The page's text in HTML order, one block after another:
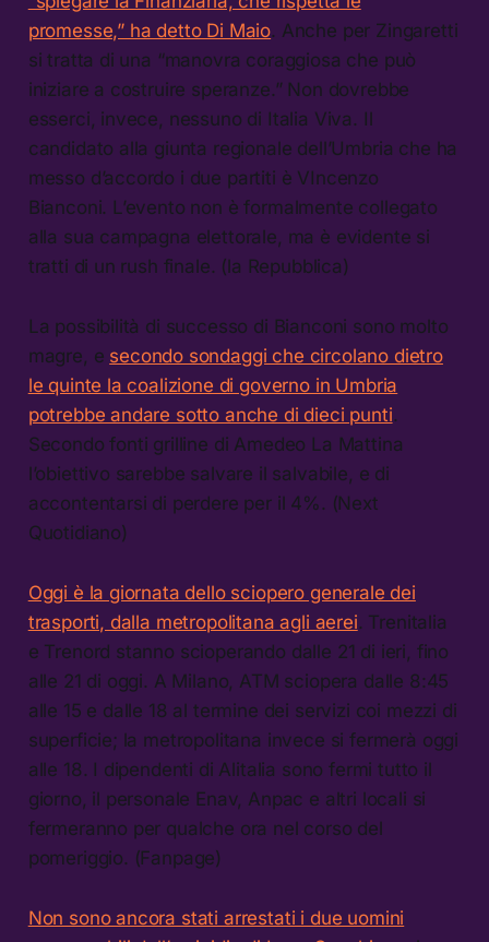
promesse,” ha detto Di Maio. Anche per Zingaretti
si tratta di una “manovra coraggiosa che può
iniziare a costruire speranze.” Non dovrebbe
esserci, invece, nessuno di Italia Viva. Il
candidato alla giunta regionale dell’Umbria che ha
messo d’accordo i due partiti è VIncenzo
Bianconi. L’evento non è formalmente collegato
alla sua campagna elettorale, ma è evidente si
tratti di un rush finale. (la Repubblica)
La possibilità di successo di Bianconi sono molto
magre, e secondo sondaggi che circolano dietro
le quinte la coalizione di governo in Umbria
potrebbe andare sotto anche di dieci punti.
Secondo fonti grilline di Amedeo La Mattina
l’obiettivo sarebbe salvare il salvabile, e di
accontentarsi di perdere per il 4%. (Next
Quotidiano)
Oggi è la giornata dello sciopero generale dei
trasporti, dalla metropolitana agli aerei. Trenitalia
e Trenord stanno scioperando dalle 21 di ieri, fino
alle 21 di oggi. A Milano, ATM sciopera dalle 8:45
alle 15 e dalle 18 al termine dei servizi coi mezzi di
superficie; la metropolitana invece si fermerà oggi
alle 18. I dipendenti di Alitalia sono fermi tutto il
giorno, il personale Enav, Anpac e altri locali si
fermeranno per qualche ora nel corso del
pomeriggio. (Fanpage)
Non sono ancora stati arrestati i due uomini